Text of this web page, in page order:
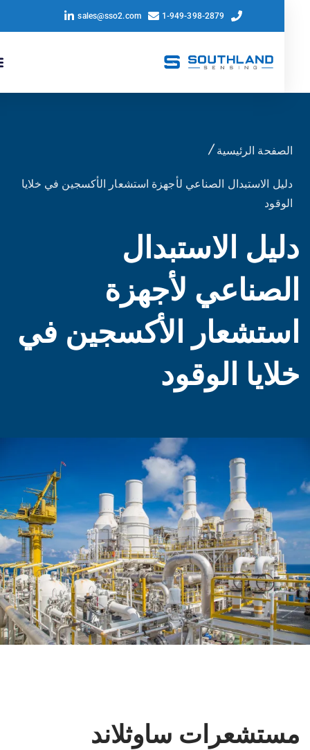
1-949-398-2879
sales@sso2.com
الرئيسية
الاستبدال الصناعي لأجهزة استشعار الأكسجين في خلايا
الاستبدال
لأجهزة
الأكسجين في
الوقود
ساوثلاند